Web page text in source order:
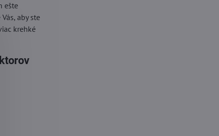
ešte
aby ste
krehké